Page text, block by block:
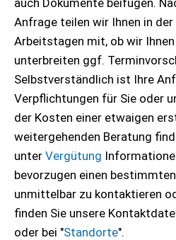
Anfrage teilen wir Ihnen in der
Arbeitstagen mit, ob wir
unterbreiten ggf.
Selbstverständlich ist Ihre
Verpflichtungen für Sie oder
der Kosten einer etwaigen
weitergehenden Beratung
unter Vergütung
bevorzugen einen
unmittelbar zu kontaktieren
finden Sie unsere
oder bei "Standorte".